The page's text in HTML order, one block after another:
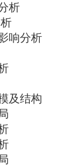
析
响分析
及结构